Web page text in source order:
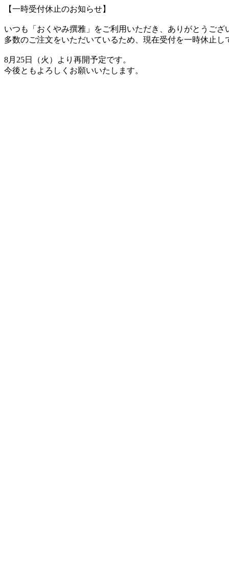
【一時受付休止のお知らせ】
いつも「おくやみ撰雅」をご利用いただき、ありがとうござ
多数のご注文をいただいているため、現在受付を一時休止し
8月25日（火）より再開予定です。
今後ともよろしくお願いいたします。